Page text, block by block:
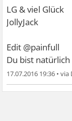
LG & viel Glück
JollyJack
Edit @painfull
Du bist natürlich
17.07.2016 19:36 •